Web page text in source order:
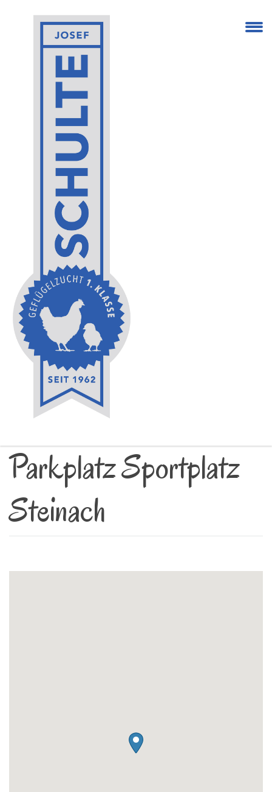
Parkplatz Sportplatz
Steinach